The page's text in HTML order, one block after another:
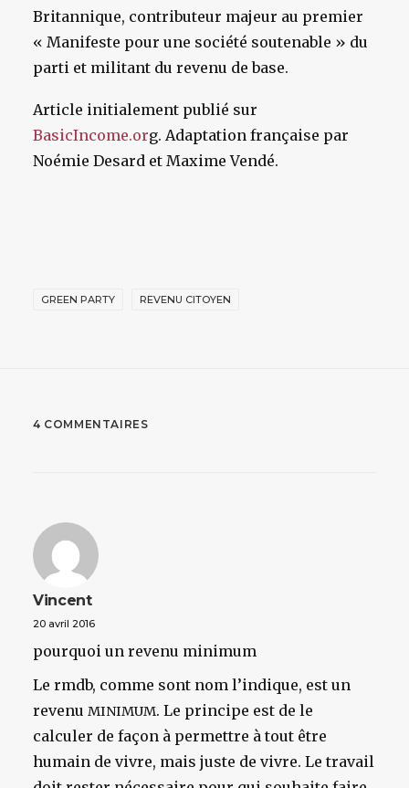
Britannique, contributeur majeur au premier
« Manifeste pour une société soutenable » du
parti et militant du revenu de base.
Article initialement publié sur
BasicIncome.org. Adaptation française par
Noémie Desard et Maxime Vendé.
GREEN PARTY REVENU CITOYEN
4 COMMENTAIRES
Vincent
20 avril 2016
pourquoi un revenu minimum
Le rmdb, comme sont nom l’indique, est un
revenu MINIMUM. Le principe est de le
calculer de façon à permettre à tout être
humain de vivre, mais juste de vivre. Le travail